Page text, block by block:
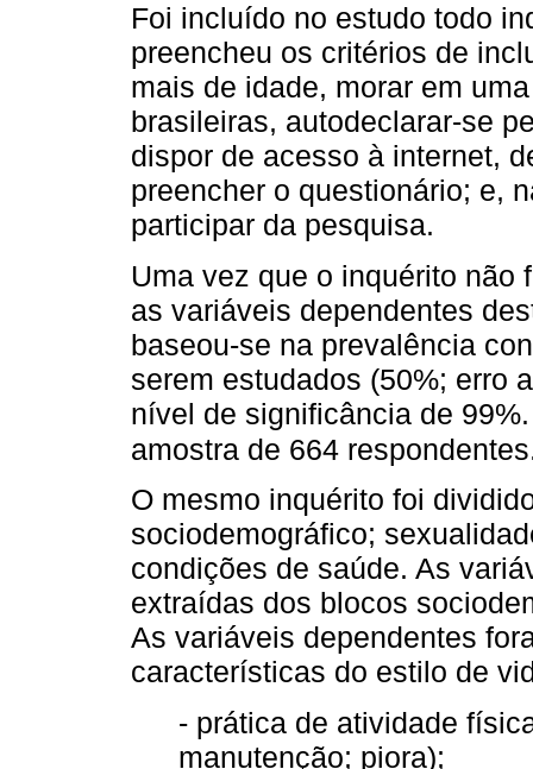
Foi incluído no estudo todo
preencheu os critérios de
mais de idade, morar em
brasileiras, autodeclarar-se
dispor de acesso à internet,
preencher o questionário; e,
participar da pesquisa.
Uma vez que o inquérito não
as variáveis dependentes
baseou-se na prevalência
serem estudados (50%; erro
nível de significância de
amostra de 664
O mesmo inquérito foi
sociodemográfico;
condições de saúde. As
extraídas dos blocos
As variáveis dependentes
características do estilo de
- prática de atividade
manutenção; piora);